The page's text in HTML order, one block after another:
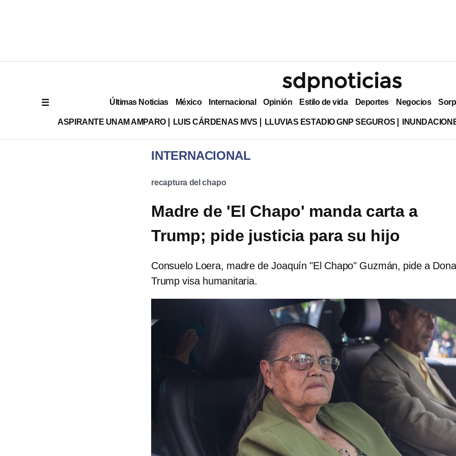
Últimas Noticias México Internacional Opinión Estilo de vida Deportes Negocios
ASPIRANTE UNAM AMPARO LUIS CÁRDENAS MVS LLUVIAS ESTADIO GNP SEGUROS
INTERNACIONAL
recaptura del chapo
Madre de 'El Chapo' manda carta a
Trump; pide justicia para su hijo
Consuelo Loera, madre de Joaquín "El Chapo" Guzmán, pide a
Trump visa humanitaria.